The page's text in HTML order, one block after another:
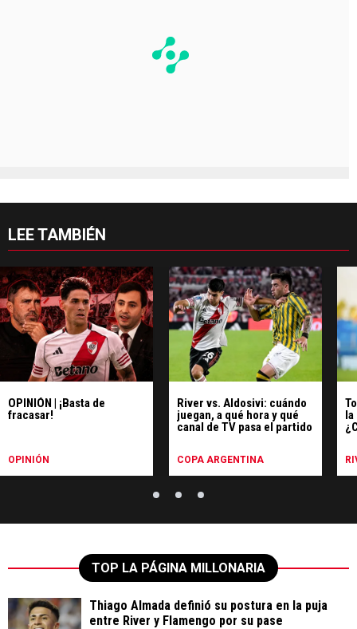
LEE TAMBIÉN
OPINIÓN | ¡Basta de
fracasar!
OPINIÓN
River vs. Aldosivi: cuándo
juegan, a qué hora y qué
canal de TV pasa el partido
COPA ARGENTINA
la
TOP LA PÁGINA MILLONARIA
Thiago Almada definió su postura en la puja
entre River y Flamengo por su pase